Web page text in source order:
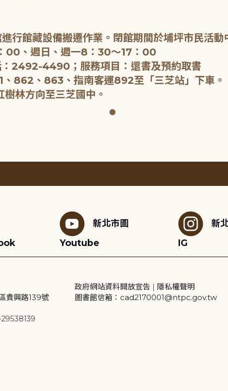
行館藏設備搬遷作業。閉館期間於埔坪市民活動
00、週日、週一8：30～17：00
：2492-4490；服務項目：還書及預約取書
862、863、指南客運892至「三芝站」下車。
林方向至三芝國中。
新北市圖
Youtube
新
IG
貴興路139號
政府網站資料開放宣告 | 隱私權聲明
圖書館信箱：cad2170001@ntpc.gov.tw